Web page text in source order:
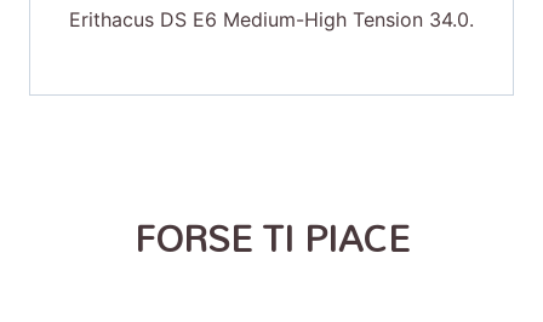
Erithacus DS E6 Medium-High Tension 34.0.
FORSE TI PIACE